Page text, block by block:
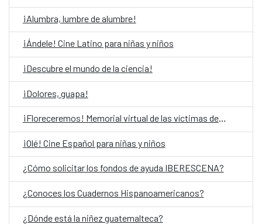
¡Alumbra, lumbre de alumbre!
¡Ándele! Cine Latino para niñas y niños
¡Descubre el mundo de la ciencia!
¡Dolores, guapa!
¡Floreceremos! Memorial virtual de las víctimas del Conflicto Armado Interno en Guatemala
¡Olé! Cine Español para niñas y niños
¿Cómo solicitar los fondos de ayuda IBERESCENA?
¿Conoces los Cuadernos Hispanoamericanos?
¿Dónde está la niñez guatemalteca?